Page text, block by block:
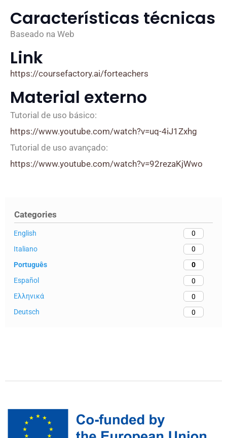
Categories
English
0
Italiano
0
Português
0
Español
0
Ελληνικά
0
Deutsch
0
Características técnicas
Baseado na Web
Link
https://coursefactory.ai/forteachers
Material externo
Tutorial de uso básico:
https://www.youtube.com/watch?v=uq-4iJ1Zxhg
Tutorial de uso avançado:
https://www.youtube.com/watch?v=92rezaKjWwo